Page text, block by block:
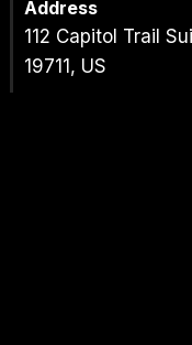
Address
112 Capitol Trail
19711, US